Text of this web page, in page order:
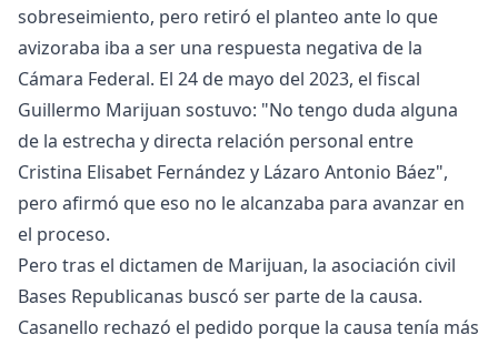
sobreseimiento, pero retiró el planteo ante lo que
avizoraba iba a ser una respuesta negativa de la
Cámara Federal. El 24 de mayo del 2023, el fiscal
Guillermo Marijuan sostuvo: "No tengo duda alguna
de la estrecha y directa relación personal entre
Cristina Elisabet Fernández y Lázaro Antonio Báez",
pero afirmó que eso no le alcanzaba para avanzar en
el proceso.
Pero tras el dictamen de Marijuan, la asociación civil
Bases Republicanas buscó ser parte de la causa.
Casanello rechazó el pedido porque la causa tenía más